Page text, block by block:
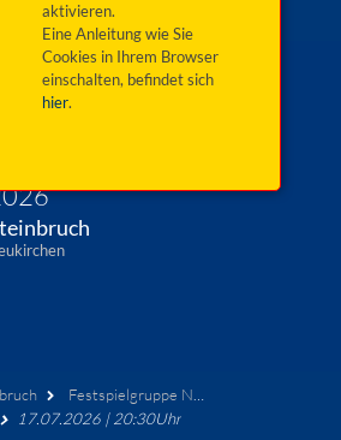
aktivieren.
Eine Anleitung wie Sie
Cookies in Ihrem Browser
einschalten, befindet sich
hier.
Mühlbachtal
Festspielgruppe Neukirchen
17.07.2026 | 20:30Uhr